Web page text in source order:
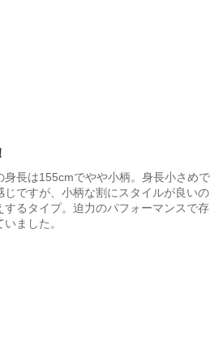
身長は155cmでやや小柄。身長小さめで
じですが、小柄な割にスタイルが良いの
するタイプ。迫力のパフォーマンスで存
ました。